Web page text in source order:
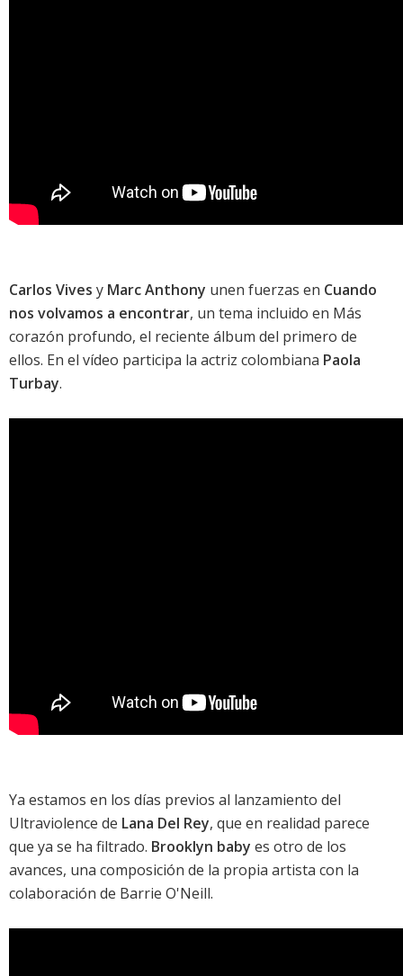
Carlos Vives y Marc Anthony unen fuerzas en Cuando
nos volvamos a encontrar, un tema incluido en Más
corazón profundo, el reciente álbum del primero de
ellos. En el vídeo participa la actriz colombiana Paola
Turbay.
Ya estamos en los días previos al lanzamiento del
Ultraviolence de Lana Del Rey, que en realidad parece
que ya se ha filtrado. Brooklyn baby es otro de los
avances, una composición de la propia artista con la
colaboración de Barrie O'Neill.